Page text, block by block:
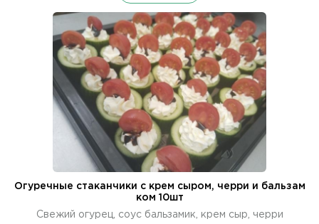
Огуречные стаканчики с крем сыром, черри и бальзам
ком 10шт
Свежий огурец, соус бальзамик, крем сыр, черри